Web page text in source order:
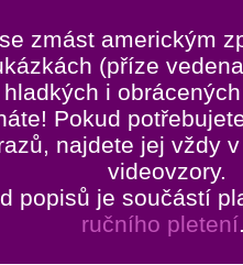
zmást americkým
(příze
i
Pokud
najdete jej vždy
videovzory.
popisů je součástí
ručního pletení